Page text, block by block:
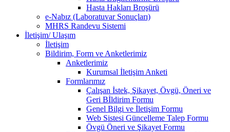
Hasta Hakları Broşürü
e-Nabız (Laboratuvar Sonuçları)
MHRS Randevu Sistemi
İletişim/ Ulaşım
İletişim
Bildirim, Form ve Anketlerimiz
Anketlerimiz
Kurumsal İletişim Anketi
Formlarımız
Çalışan İstek, Şikayet, Övgü, Öneri ve
Geri Bİldirim Formu
Genel Bilgi ve İletişim Formu
Web Sistesi Güncelleme Talep Formu
Övgü Öneri ve Şikayet Formu